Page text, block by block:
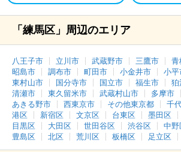
「練馬区」周辺のエリア
八王子市 立川市 武蔵野市 三鷹市 青
昭島市
調布市 町田市 小金井市 小平
東村山市
国分寺市 国立市 福生市 狛
清瀬市
東久留米市 武蔵村山市 多摩市
あきる野市
西東京市 その他東京都 千
港区
新宿区 文京区 台東区 墨田区
目黒区
大田区 世田谷区 渋谷区 中野
豊島区
北区 荒川区 板橋区 足立区